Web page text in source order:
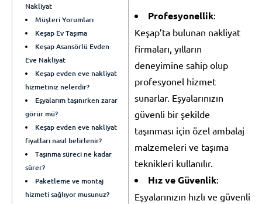
Nakliyat
Müşteri Yorumları
Keşap Ev Taşıma
Keşap Asansörlü Evden
Eve Nakliyat
Keşap evden eve nakliyat
hizmetiniz nelerdir?
Eşyalarım taşınırken zarar
görür mü?
Keşap evden eve nakliyat
fiyatları nasıl belirlenir?
Taşınma süreci ne kadar
sürer?
Paketleme ve montaj
hizmeti sağlıyor musunuz?
Profesyonellik:
Keşap’ta bulunan nakliyat
firmaları, yılların
deneyimine sahip olup
profesyonel hizmet
sunarlar. Eşyalarınızın
güvenli bir şekilde
taşınması için özel ambalaj
malzemeleri ve taşıma
teknikleri kullanılır.
Hız ve Güvenlik:
Eşyalarınızın hızlı ve güvenli